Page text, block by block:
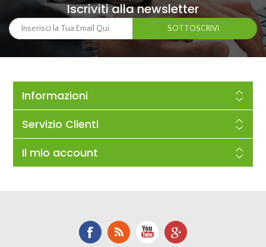
Iscriviti alla newsletter
Informazioni
Servizio Clienti
Il mio account